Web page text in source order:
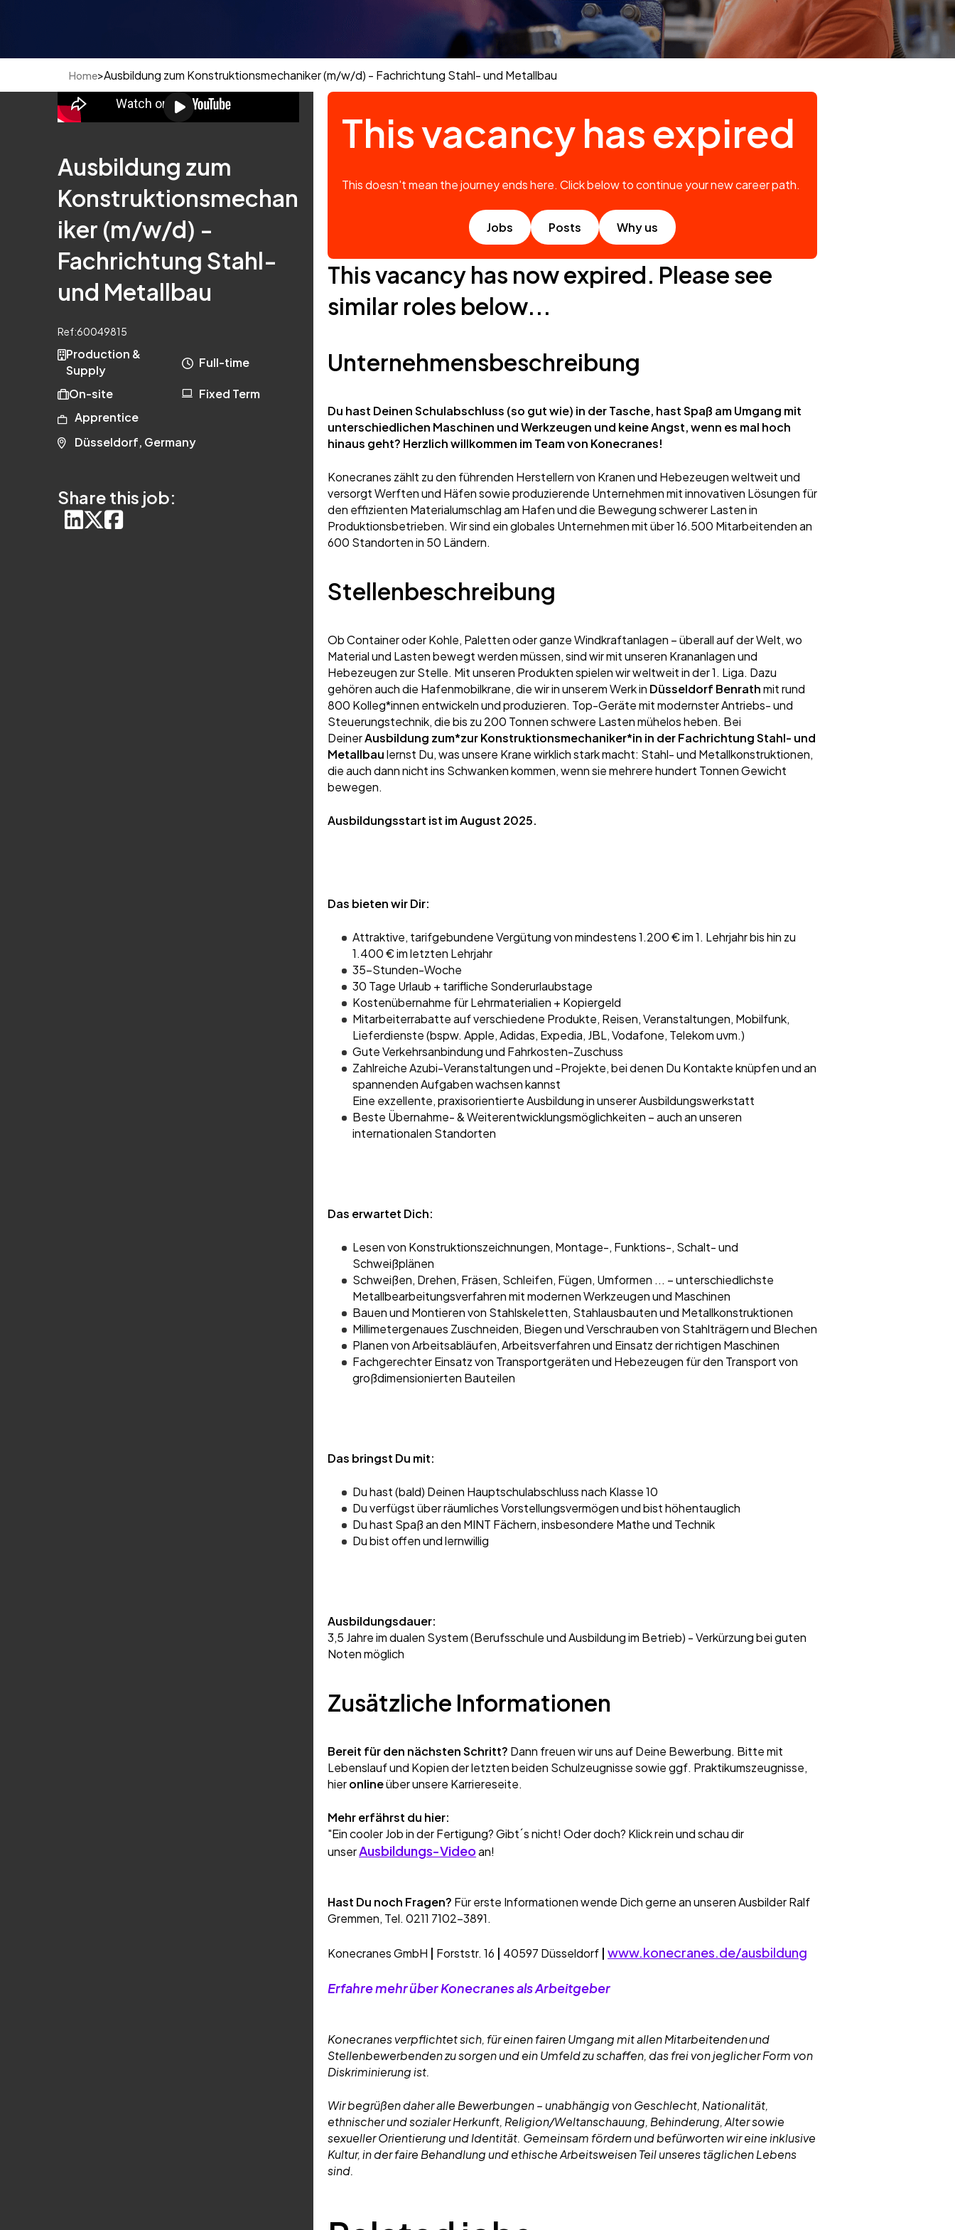
Home>Ausbildung zum Konstruktionsmechaniker (m/w/d) - Fachrichtung Stahl- und Metallbau
Ausbildung zum
Konstruktionsmechan
iker (m/w/d) -
Fachrichtung Stahl-
und Metallbau
Ref:60049815
Production &
Supply
Full-time
On-site
Fixed Term
Apprentice
Düsseldorf, Germany
Share this job:
This vacancy has expired
This doesn't mean the journey ends here. Click below to continue your new career path.
Jobs Posts Why us
This vacancy has now expired. Please see
similar roles below...
Unternehmensbeschreibung
Du hast Deinen Schulabschluss (so gut wie) in der Tasche, hast Spaß am Umgang mit
unterschiedlichen Maschinen und Werkzeugen und keine Angst, wenn es mal hoch
hinaus geht? Herzlich willkommen im Team von Konecranes!
Konecranes zählt zu den führenden Herstellern von Kranen und Hebezeugen weltweit und
versorgt Werften und Häfen sowie produzierende Unternehmen mit innovativen Lösungen für
den effizienten Materialumschlag am Hafen und die Bewegung schwerer Lasten in
Produktionsbetrieben. Wir sind ein globales Unternehmen mit über 16.500 Mitarbeitenden an
600 Standorten in 50 Ländern.
Stellenbeschreibung
Ob Container oder Kohle, Paletten oder ganze Windkraftanlagen – überall auf der Welt, wo
Material und Lasten bewegt werden müssen, sind wir mit unseren Krananlagen und
Hebezeugen zur Stelle. Mit unseren Produkten spielen wir weltweit in der 1. Liga. Dazu
gehören auch die Hafenmobilkrane, die wir in unserem Werk in Düsseldorf Benrathmit rund
800 Kolleg*innen entwickeln und produzieren. Top-Geräte mit modernster Antriebs- und
Steuerungstechnik, die bis zu 200 Tonnen schwere Lasten mühelos heben. Bei
DeinerAusbildung zum*zur Konstruktionsmechaniker*in in der Fachrichtung Stahl- und
Metallbaulernst Du, was unsere Krane wirklich stark macht: Stahl- und Metallkonstruktionen,
die auch dann nicht ins Schwanken kommen, wenn sie mehrere hundert Tonnen Gewicht
bewegen.
Ausbildungsstart ist im August 2025.
Das bieten wir Dir:
Attraktive, tarifgebundene Vergütung von mindestens 1.200 € im 1. Lehrjahr bis hin zu
1.400 € im letzten Lehrjahr
35-Stunden-Woche
30 Tage Urlaub + tarifliche Sonderurlaubstage
Kostenübernahme für Lehrmaterialien + Kopiergeld
Mitarbeiterrabatte auf verschiedene Produkte, Reisen, Veranstaltungen, Mobilfunk,
Lieferdienste (bspw. Apple, Adidas, Expedia, JBL, Vodafone, Telekom uvm.)
Gute Verkehrsanbindung und Fahrkosten-Zuschuss
Zahlreiche Azubi-Veranstaltungen und -Projekte, bei denen Du Kontakte knüpfen und an
spannenden Aufgaben wachsen kannst
Eine exzellente, praxisorientierte Ausbildung in unserer Ausbildungswerkstatt
Beste Übernahme- & Weiterentwicklungsmöglichkeiten – auch an unseren
internationalen Standorten
Das erwartet Dich:
Lesen von Konstruktionszeichnungen, Montage-, Funktions-, Schalt- und
Schweißplänen
Schweißen, Drehen, Fräsen, Schleifen, Fügen, Umformen ... – unterschiedlichste
Metallbearbeitungsverfahren mit modernen Werkzeugen und Maschinen
Bauen und Montieren von Stahlskeletten, Stahlausbauten und Metallkonstruktionen
Millimetergenaues Zuschneiden, Biegen und Verschrauben von Stahlträgern und Blechen
Planen von Arbeitsabläufen, Arbeitsverfahren und Einsatz der richtigen Maschinen
Fachgerechter Einsatz von Transportgeräten und Hebezeugen für den Transport von
großdimensionierten Bauteilen
Das bringst Du mit:
Du hast (bald) Deinen Hauptschulabschluss nach Klasse 10
Du verfügst über räumliches Vorstellungsvermögen und bist höhentauglich
Du hast Spaß an den MINT Fächern, insbesondere Mathe und Technik
Du bist offen und lernwillig
Ausbildungsdauer:
3,5 Jahre im dualen System (Berufsschule und Ausbildung im Betrieb) - Verkürzung bei guten
Noten möglich
Zusätzliche Informationen
Bereit für den nächsten Schritt? Dann freuen wir uns auf Deine Bewerbung. Bitte mit
Lebenslauf und Kopien der letzten beiden Schulzeugnisse sowie ggf. Praktikumszeugnisse,
hieronlineüber unsere Karriereseite.
Mehr erfährst du hier:
"Ein cooler Job in der Fertigung? Gibt´s nicht! Oder doch? Klick rein und schau dir
unserAusbildungs-Videoan!
Hast Du noch Fragen? Für erste Informationen wende Dich gerne an unseren Ausbilder Ralf
Gremmen, Tel. 0211 7102-3891.
Konecranes GmbH Forststr. 16 40597 Düsseldorf www.konecranes.de/ausbildung
Erfahre mehr über Konecranes als Arbeitgeber
Konecranes verpflichtet sich, für einen fairen Umgang mit allen Mitarbeitenden und
Stellenbewerbenden zu sorgen und ein Umfeld zu schaffen, das frei von jeglicher Form von
Diskriminierung ist.
Wir begrüßen daher alle Bewerbungen – unabhängig von Geschlecht, Nationalität,
ethnischer und sozialer Herkunft, Religion/Weltanschauung, Behinderung, Alter sowie
sexueller Orientierung und Identität. Gemeinsam fördern und befürworten wir eine inklusive
Kultur, in der faire Behandlung und ethische Arbeitsweisen Teil unseres täglichen Lebens
sind.